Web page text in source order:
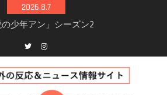
2026.8.7
3最新情報
ルで恋をして」キャス
ロマコメ
年撮影開始へ
画「リトル・ブラザ
Twitterinstagram